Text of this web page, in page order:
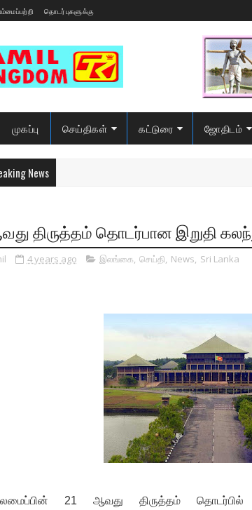
தொடர்புகளுக்கு
முகப்பு செய்திகள் கட்டுரை ஜோதிடம்
News
திருத்தம் தொடர்பான இறுதி
4 years ago இலங்கை, செய்தி, News, Sri Lanka
21 ஆவது திருத்தம்